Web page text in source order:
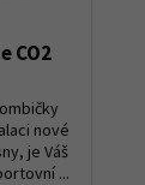
CO2
nové
je Váš
...